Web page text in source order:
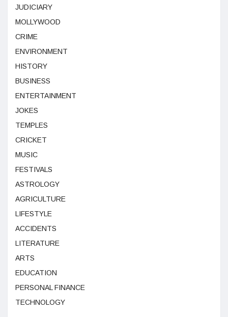
JUDICIARY
MOLLYWOOD
CRIME
ENVIRONMENT
HISTORY
BUSINESS
ENTERTAINMENT
JOKES
TEMPLES
CRICKET
MUSIC
FESTIVALS
ASTROLOGY
AGRICULTURE
LIFESTYLE
ACCIDENTS
LITERATURE
ARTS
EDUCATION
PERSONAL FINANCE
TECHNOLOGY